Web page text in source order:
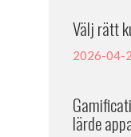
Välj rätt
2026-04-
lärde